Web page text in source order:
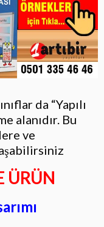
da “Yapılı
alanıdır. Bu
ve
ÜRÜN